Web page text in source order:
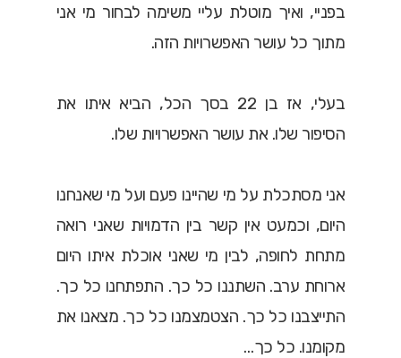
בפניי, ואיך מוטלת עליי משימה לבחור מי אני
מתוך כל עושר האפשרויות הזה.
בעלי, אז בן 22 בסך הכל, הביא איתו את
הסיפור שלו. את עושר האפשרויות שלו.
אני מסתכלת על מי שהיינו פעם ועל מי שאנחנו
היום, וכמעט אין קשר בין הדמויות שאני רואה
מתחת לחופה, לבין מי שאני אוכלת איתו היום
ארוחת ערב. השתננו כל כך. התפתחנו כל כך.
התייצבנו כל כך. הצטמצמנו כל כך. מצאנו את
מקומנו. כל כך…